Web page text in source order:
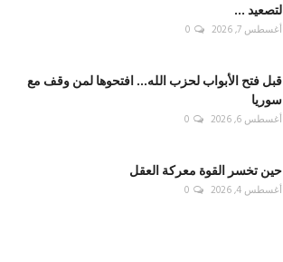
لتصعيد ...
أغسطس 7, 2026 0
قبل فتح الأبواب لحزب الله... افتحوها لمن وقف مع
سوريا
أغسطس 6, 2026 0
حين تخسر القوة معركة العقل
أغسطس 4, 2026 0